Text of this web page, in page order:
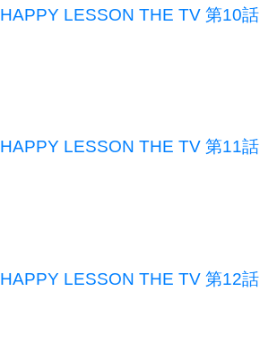
HAPPY LESSON THE TV 第10話
HAPPY LESSON THE TV 第11話
HAPPY LESSON THE TV 第12話